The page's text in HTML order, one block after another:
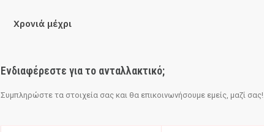
Χρονιά μέχρι
Ενδιαφέρεστε για το ανταλλακτικό;
Συμπληρώστε τα στοιχεία σας και θα επικοινωνήσουμε εμείς, μαζί σας!